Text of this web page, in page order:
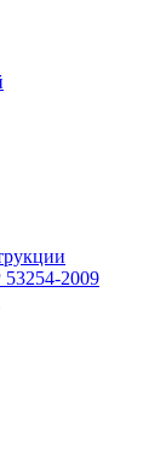
2009